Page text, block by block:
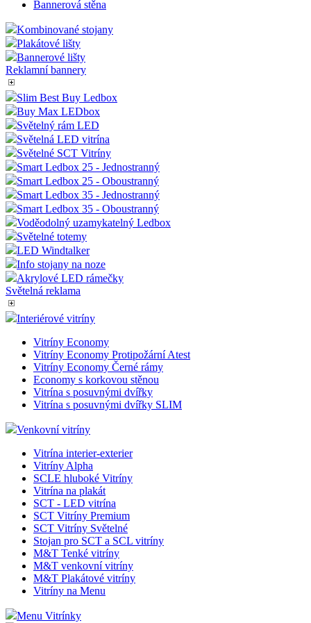
Bannerová stěna
Kombinované stojany
Plakátové lišty
Bannerové lišty
Reklamní bannery
Slim Best Buy Ledbox
Buy Max LEDbox
Světelný rám LED
Světelná LED vitrína
Světelné SCT Vitríny
Smart Ledbox 25 - Jednostranný
Smart Ledbox 25 - Oboustranný
Smart Ledbox 35 - Jednostranný
Smart Ledbox 35 - Oboustranný
Voděodolný uzamykatelný Ledbox
Světelné totemy
LED Windtalker
Info stojany na noze
Akrylové LED rámečky
Světelná reklama
Interiérové vitríny
Vitríny Economy
Vitríny Economy Protipožární Atest
Vitríny Economy Černé rámy
Economy s korkovou stěnou
Vitrína s posuvnými dvířky
Vitrína s posuvnými dvířky SLIM
Venkovní vitríny
Vitrína interier-exterier
Vitríny Alpha
SCLE hluboké Vitríny
Vitrína na plakát
SCT - LED vitrína
SCT Vitríny Premium
SCT Vitríny Světelné
Stojan pro SCT a SCL vitríny
M&T Tenké vitríny
M&T venkovní vitríny
M&T Plakátové vitríny
Vitríny na Menu
Menu Vitrínky